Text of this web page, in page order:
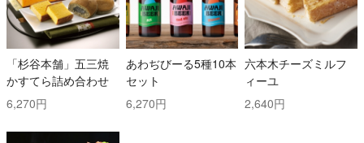
ノ
「杉谷本舗」五三焼
かすてら詰め合わせ
6,270円
あわぢびーる5種10本
セット
6,270円
六本木チーズミルフ
ィーユ
2,640円